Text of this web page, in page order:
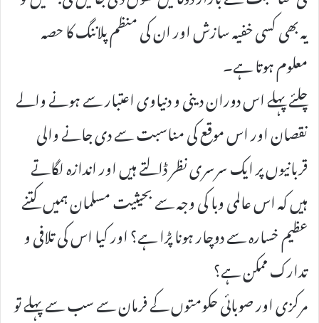
یہ بھی کسی خفیہ سازش اور ان کی منظم پلاننگ کا حصہ
معلوم ہوتا ہے۔
چلئے پہلے اس دوران دینی و دنیاوی اعتبار سے ہونے والے
نقصان اور اس موقع کی مناسبت سے دی جانے والی
قربانیوں پر ایک سرسری نظر ڈالتے ہیں اور اندازہ لگاتے
ہیں کہ اس عالمی وبا کی وجہ سے بحیثیت مسلمان ہمیں کتنے
عظیم خسارہ سے دوچار ہونا پڑا ہے؟ اور کیا اس کی تلافی و
تدارک ممکن ہے؟
مرکزی اور صوبائی حکومتوں کے فرمان سے سب سے پہلے تو